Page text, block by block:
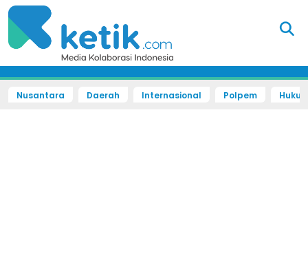
Nusantara Daerah Internasional Polpem